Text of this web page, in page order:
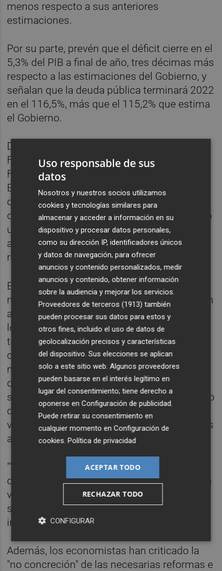
menos respecto a sus anteriores
estimaciones.
Por su parte, prevén que el déficit cierre en el
5,3% del PIB a final de año, tres décimas más
respecto a las estimaciones del Gobierno, y
señalan que la deuda pública terminará 2022
en el 116,5%, más que el 115,2% que estima
el Gobierno.
Durante la presentación del Observatorio
Financiero, el presidente de la Comisión
Financiera del Consejo General de
Economistas, Antonio Pedraza, ha alertado
de que "la situación es preocupante, con un
déficit estructural del 4%. "Se hace necesario
un control eficiente del gasto, que
actualmente crece por encima del PIB", ha
reclamado.
Esto contrasta, según Pedraza, con las
medidas adoptadas esta semana en relación
a la oferta de empleo público. Sin embargo,
los economistas han reclamado incentivos
también al sector privado, que en muchos
casos, sobre todos las pymes, se han visto
muy afectadas por el incremento del coste
de la energía y también por el aumento de
salarios --como consecuencia de incremento
de salario mínimo interprofesional-- y se han
visto obligadas a trasladar esos incrementos
a sus precios.
"Ya veníamos avisando del peligro de que se
desencadenase una espiral inflacionista, a la
vista de la evolución de la inflación
subyacente, afectando al consumo y a la
inversión", ha señalado Pedraza.
Además, los economistas han criticado la
"no concreción" de las necesarias reformas e
Uso responsable de sus
datos
Nosotros y nuestros socios utilizamos
cookies y tecnologías similares para
almacenar y acceder a información en su
dispositivo y procesar datos personales,
como su dirección IP, identificadores únicos
y datos de navegación, para ofrecer
anuncios y contenido personalizados, medir
anuncios y contenido, obtener información
sobre la audiencia y mejorar los servicios.
Proveedores de terceros (1913) también
pueden procesar sus datos para estos y
otros fines, incluido el uso de datos de
geolocalización precisos y características
del dispositivo. Sus elecciones se aplican
solo a este sitio web. Algunos proveedores
pueden basarse en el interés legítimo en
lugar del consentimiento; tiene derecho a
oponerse enConfiguración de publicidad
Puede retirar su consentimiento en
cualquier momento enConfiguración de
cookies .Política de privacidad
ACEPTAR TODO
RECHAZAR TODO
CONFIGURAR